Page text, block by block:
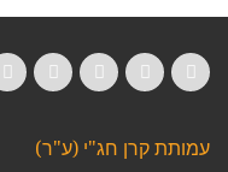
עמותת קרן חג"י (ע"ר)